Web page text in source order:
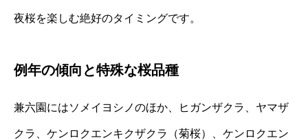
夜桜を楽しむ絶好のタイミングです。
例年の傾向と特殊な桜品種
兼六園にはソメイヨシノのほか、ヒガンザクラ、ヤマザ
クラ、ケンロクエンキクザクラ（菊桜）、ケンロクエン